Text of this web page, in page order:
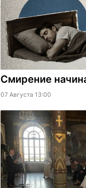
Смирение
07 Августа 13:00